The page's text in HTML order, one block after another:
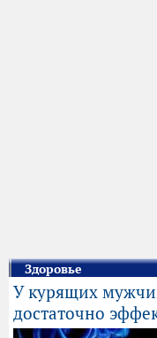
Здоровье
У курящих
достаточно